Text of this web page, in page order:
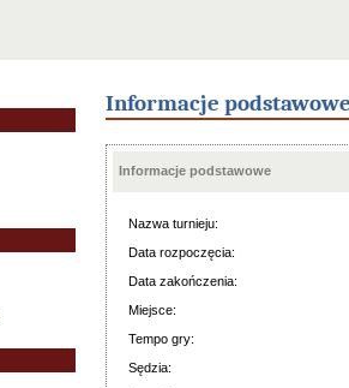
Informacje
Informacje podstawowe
Nazwa turnieju:
Data rozpoczęcia:
Data zakończenia:
Miejsce:
Tempo gry:
Sędzia: